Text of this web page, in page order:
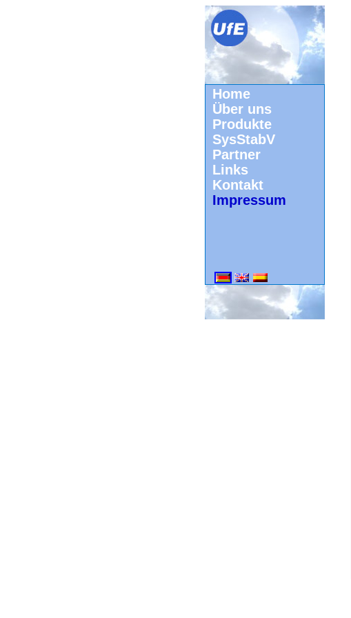
Home
Über uns
Produkte
SysStabV
Partner
Links
Kontakt
Impressum